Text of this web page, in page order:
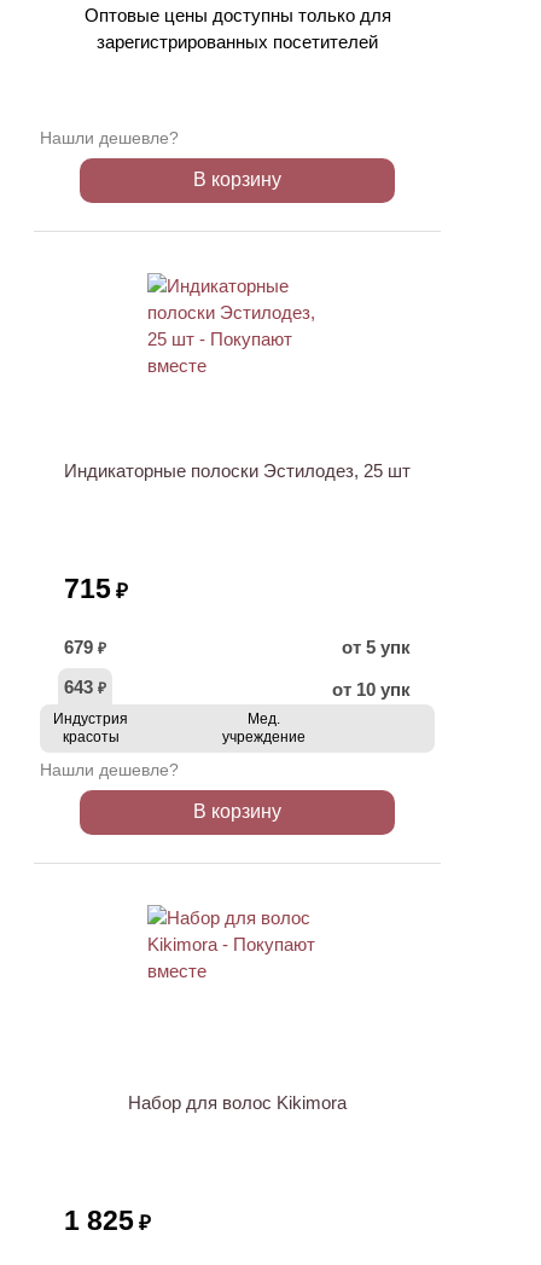
Оптовые цены доступны только для
зарегистрированных посетителей
Нашли дешевле?
В корзину
Индикаторные полоски Эстилодез, 25 шт
715 ₽
679 ₽
от 5 упк
643 ₽ от 10 упк
Индустрия
красоты
Мед.
учреждение
Нашли дешевле?
В корзину
Набор для волос Kikimora
1 825 ₽